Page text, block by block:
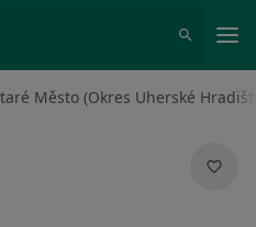
Město (Okres Uherské